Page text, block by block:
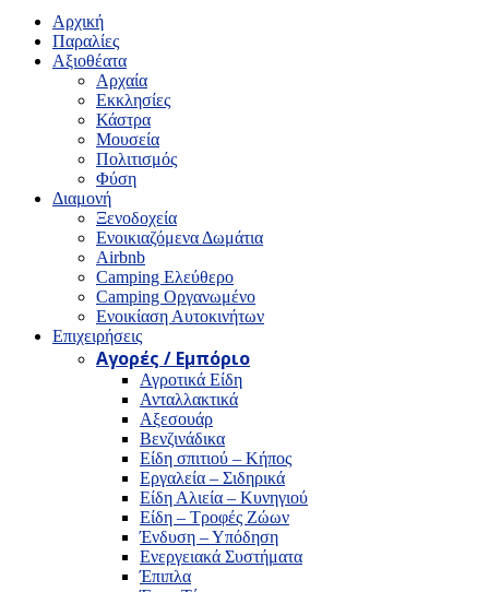
Αρχική
Παραλίες
Αξιοθέατα
Αρχαία
Εκκλησίες
Κάστρα
Μουσεία
Πολιτισμός
Φύση
Διαμονή
Ξενοδοχεία
Ενοικιαζόμενα Δωμάτια
Airbnb
Camping Ελεύθερο
Camping Οργανωμένο
Ενοικίαση Αυτοκινήτων
Επιχειρήσεις
Αγορές / Εμπόριο
Αγροτικά Είδη
Ανταλλακτικά
Αξεσουάρ
Βενζινάδικα
Είδη σπιτιού – Κήπος
Εργαλεία – Σιδηρικά
Είδη Αλιεία – Κυνηγιού
Είδη – Τροφές Ζώων
Ένδυση – Υπόδηση
Ενεργειακά Συστήματα
Έπιπλα